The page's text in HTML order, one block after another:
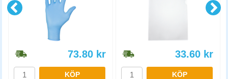
73.80 kr
KÖP
33.60 kr
KÖP